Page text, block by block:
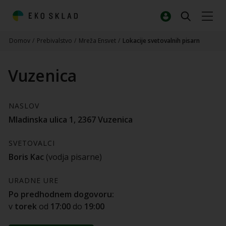
Domov / Prebivalstvo / Mreža Ensvet / Lokacije svetovalnih pisarn
Vuzenica
NASLOV
Mladinska ulica 1, 2367 Vuzenica
SVETOVALCI
Boris Kac (vodja pisarne)
URADNE URE
Po predhodnem dogovoru:
v torek od 17:00 do 19:00